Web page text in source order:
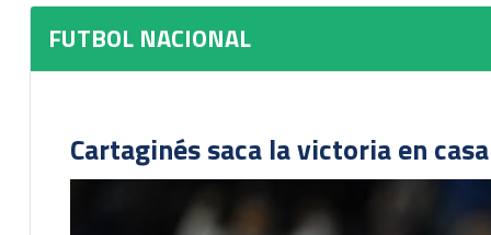
FUTBOL NACIONAL
Cartaginés saca la victoria en